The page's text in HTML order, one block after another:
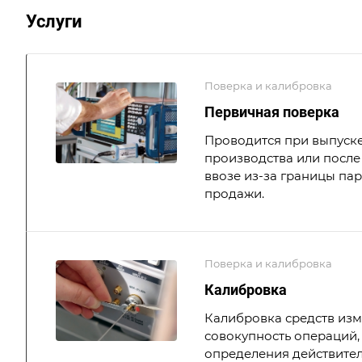
Услуги
Поверка и калибровка
Первичная поверка
Проводится при
производства или
ввозе из-за границы
продажи.
Поверка и калибровка
Калибровка
Калибровка средств
совокупность
определения